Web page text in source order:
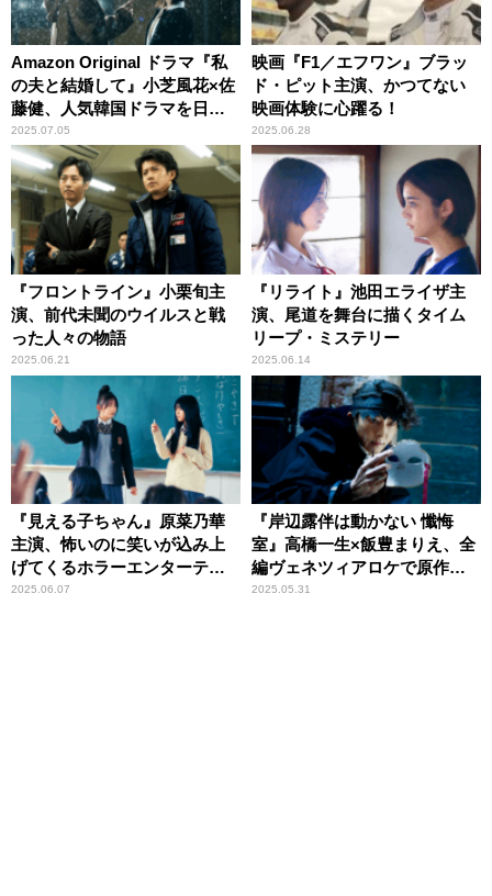
Amazon Original ドラマ『私
の夫と結婚して』小芝風花×佐
藤健、人気韓国ドラマを日本
で実写ドラマ化
2025.07.05
映画『F1／エフワン』ブラッ
ド・ピット主演、かつてない
映画体験に心躍る！
2025.06.28
『フロントライン』小栗旬主
演、前代未聞のウイルスと戦
った人々の物語
2025.06.21
『リライト』池田エライザ主
演、尾道を舞台に描くタイム
リープ・ミステリー
2025.06.14
『見える子ちゃん』原菜乃華
主演、怖いのに笑いが込み上
げてくるホラーエンターテイ
メント
2025.06.07
『岸辺露伴は動かない 懺悔
室』高橋一生×飯豊まりえ、全
編ヴェネツィアロケで原作の
原点を具現化
2025.05.31